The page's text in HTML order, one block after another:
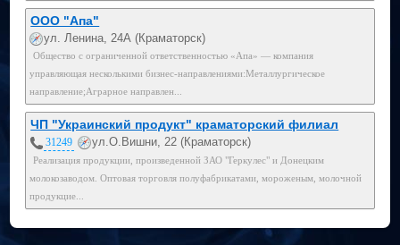
ООО "Апа"
ул. Ленина, 24А (Краматорск)
Общество с ограниченной ответственностью «Апа» — компания
управляющая несколькими бизнес-направлениями:Металлургическое
направление;Аграрное направлен...
ЧП "Украинский продукт" краматорский филиал
31249 ул.О.Вишни, 22 (Краматорск)
Реализация продукции, произведенной ЗАО "Геркулес" и Донецким
молокозаводом. Оптовая торговля полуфабрикатами, мороженым, молочной
продукцие...